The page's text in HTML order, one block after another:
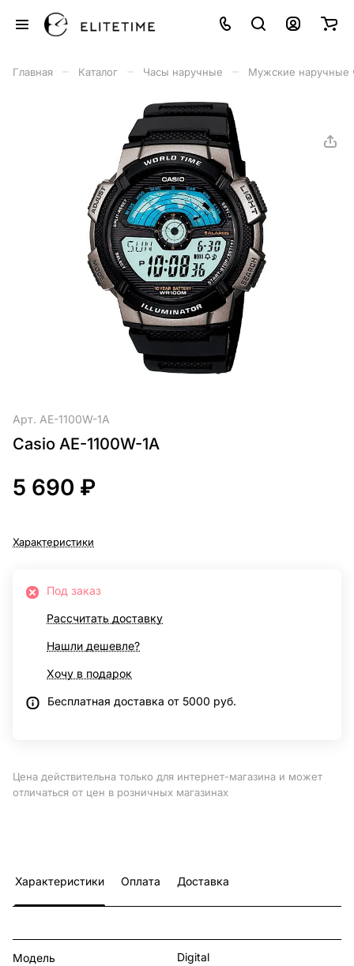
Главная Каталог Часы наручные Мужские наручные
Арт. AE-1100W-1A
Casio AE-1100W-1A
5 690 ₽
Характеристики
Под заказ
Рассчитать доставку
Нашли дешевле?
Хочу в подарок
Бесплатная доставка от 5000 руб.
Цена действительна только для интернет-магазина и может
отличаться от цен в розничных магазинах
Характеристики Оплата Доставка
Модель Digital